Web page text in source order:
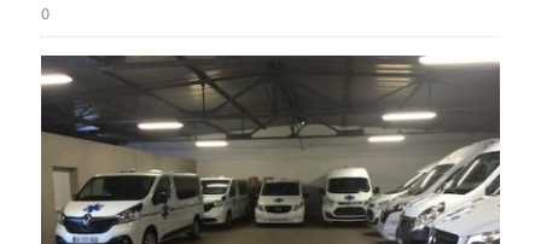
Accessoires
Services
0